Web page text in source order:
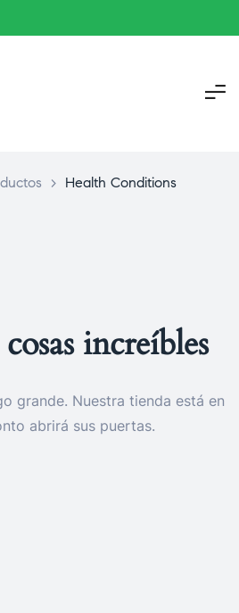
> Health Conditions
increíbles
grande. Nuestra tienda está en
abrirá sus puertas.